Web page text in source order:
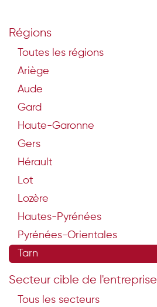
Régions
Toutes les régions
Ariège
Aude
Gard
Haute-Garonne
Gers
Hérault
Lot
Lozère
Hautes-Pyrénées
Pyrénées-Orientales
Tarn
Secteur cible de l'entreprise
Tous les secteurs